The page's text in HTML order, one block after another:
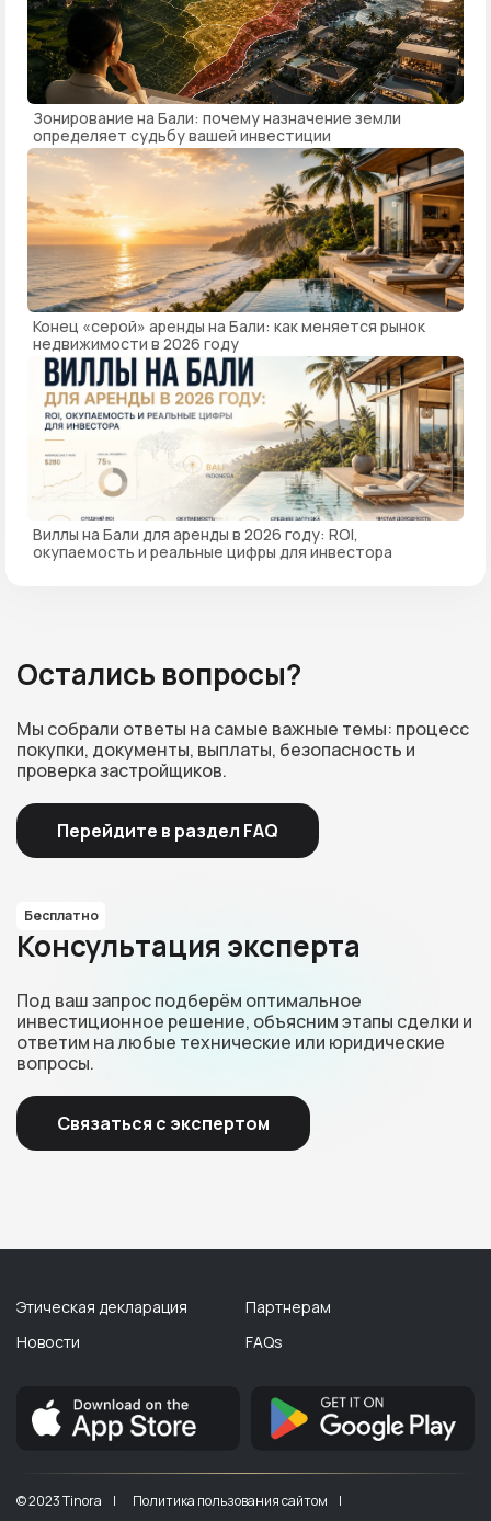
Зонирование на Бали: почему назначение земли
определяет судьбу вашей инвестиции
Конец «серой» аренды на Бали: как меняется рынок
недвижимости в 2026 году
Виллы на Бали для аренды в 2026 году: ROI,
окупаемость и реальные цифры для инвестора
Остались вопросы?
Мы собрали ответы на самые важные темы: процесс
покупки, документы, выплаты, безопасность и
проверка застройщиков.
Перейдите в раздел FAQ
Бесплатно
Консультация эксперта
Под ваш запрос подберём оптимальное
инвестиционное решение, объясним этапы сделки и
ответим на любые технические или юридические
вопросы.
Связаться с экспертом
Этическая декларация
Новости
Партнерам
FAQs
© 2023 Tinora |
Политика пользования сайтом |